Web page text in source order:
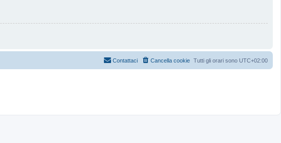
Tutti gli orari sono UTC+02:00
Cancella cookie
Contattaci